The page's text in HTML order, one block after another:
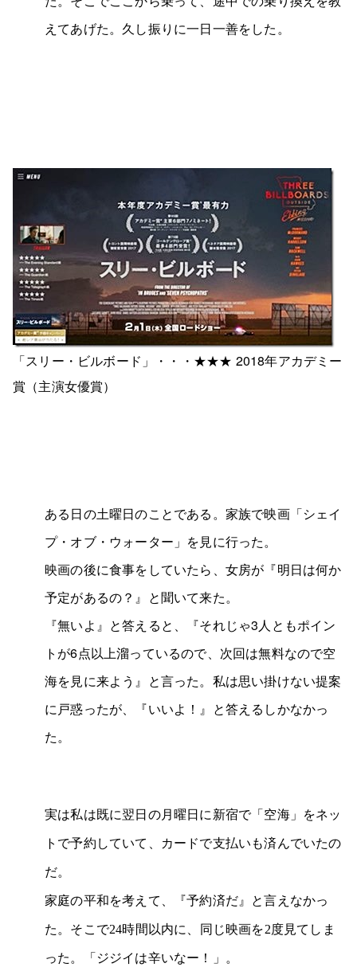
えてあげた。久し振りに一日一善をした。
「スリー・ビルボード」・・・★★★ 2018年アカデミー
賞（主演女優賞）
ある日の土曜日のことである。家族で映画「シェイ
プ・オブ・ウォーター」を見に行った。
映画の後に食事をしていたら、女房が『明日は何か
予定があるの？』と聞いて来た。
『無いよ』と答えると、『それじゃ3人ともポイン
トが6点以上溜っているので、次回は無料なので空
海を見に来よう』と言った。私は思い掛けない提案
に戸惑ったが、『いいよ！』と答えるしかなかっ
た。
実は私は既に翌日の月曜日に新宿で「空海」をネッ
トで予約していて、カードで支払いも済んでいたの
だ。
家庭の平和を考えて、『予約済だ』と言えなかっ
た。そこで24時間以内に、同じ映画を2度見てしま
った 。 「ジジイは辛いなー！」。